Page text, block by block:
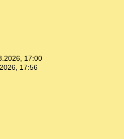
17:00
17:56